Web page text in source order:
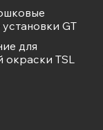
GT
для
окраски TSL